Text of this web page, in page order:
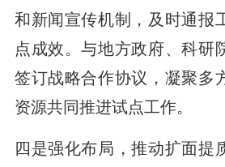
和新闻宣传机制，及时通报
点成效。与地方政府、科研
签订战略合作协议，凝聚多
资源共同推进试点工作。
四是强化布局，推动扩面提